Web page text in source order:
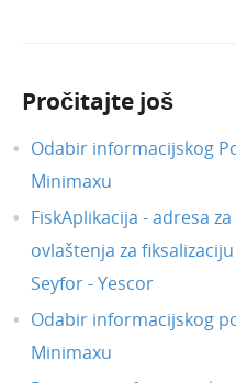
Pročitajte još
Odabir informacijskog
Minimaxu
FiskAplikacija - adresa
ovlaštenja za
Seyfor - Yescor
Odabir informacijskog
Minimaxu